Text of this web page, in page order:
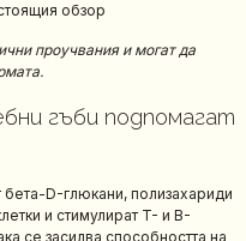
обзор
проучвания и могат да
гъби подпомагат
бета-D-глюкани, полизахариди
и стимулират T- и B-
се засилва способността на